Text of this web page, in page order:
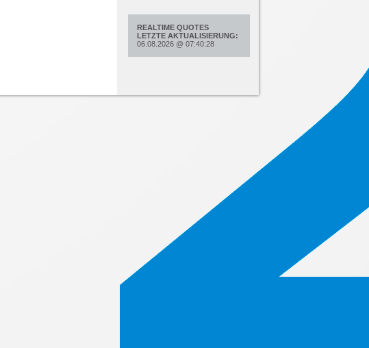
REALTIME QUOTES
LETZTE AKTUALISIERUNG:
06.08.2026 @ 07:40:28